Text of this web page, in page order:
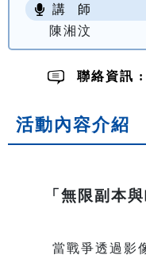
講 師
陳湘汶
聯絡資訊 :
活動內容介紹
「無限副本
當戰爭透過影像